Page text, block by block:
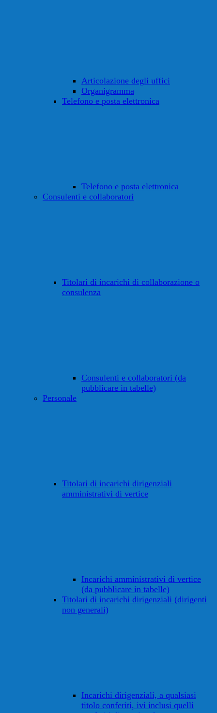
Articolazione degli uffici
Organigramma
Telefono e posta elettronica
Telefono e posta elettronica
Consulenti e collaboratori
Titolari di incarichi di collaborazione o
consulenza
Consulenti e collaboratori (da
pubblicare in tabelle)
Personale
Titolari di incarichi dirigenziali
amministrativi di vertice
Incarichi amministrativi di vertice
(da pubblicare in tabelle)
Titolari di incarichi dirigenziali (dirigenti
non generali)
Incarichi dirigenziali, a qualsiasi
titolo conferiti, ivi inclusi quelli